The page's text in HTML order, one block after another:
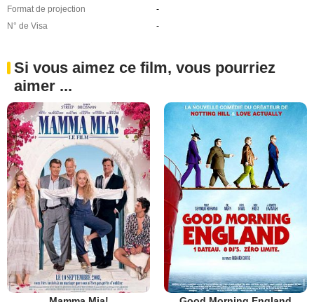
Format de projection
-
N° de Visa
-
Si vous aimez ce film, vous pourriez
aimer ...